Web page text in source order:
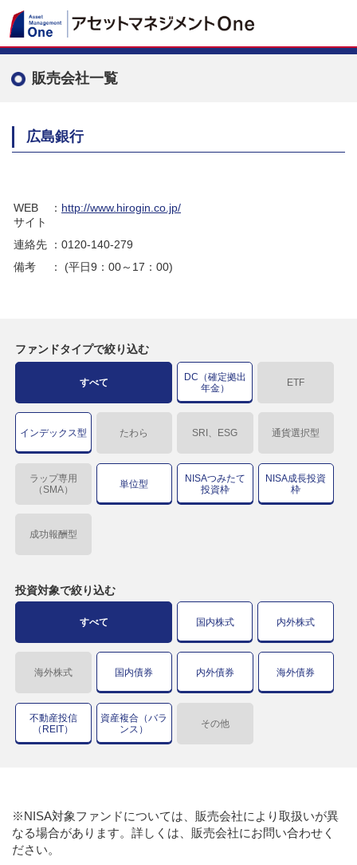
販売会社一覧
広島銀行
WEB
サイト
： http://www.hirogin.co.jp/
連絡先
：0120-140-279
備考
： (平日9：00～17：00)
ファンドタイプで絞り込む
すべて
DC（確定拠出
年金）
ETF
インデックス型 たわら SRI、ESG 通貨選択型
ラップ専用
（SMA）
単位型
NISAつみたて
投資枠
NISA成長投資
枠
成功報酬型
投資対象で絞り込む
すべて 国内株式 内外株式
海外株式 国内債券 内外債券 海外債券
不動産投信
（REIT）
資産複合（バラ
ンス）
その他
※NISA対象ファンドについては、販売会社により取扱いが異
なる場合があります。詳しくは、販売会社にお問い合わせく
ださい。